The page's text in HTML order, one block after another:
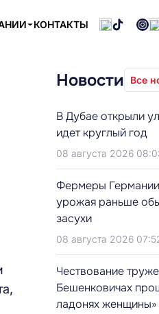
КОНТАКТЫ
Новости Все
В Дубае открыли
идет круглый год
08 августа 2026
Фермеры
урожая раньше
засухи
08 августа 2026
Чествование
Бешенковичах
ладонях женщины»